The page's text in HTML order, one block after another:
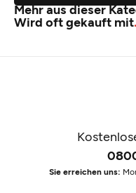
Mehr aus dieser
Wird oft gekauft mit
Sie erreichen uns: